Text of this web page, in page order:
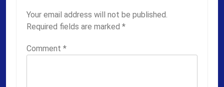
Your email address will not be published.
Required fields are marked *
Comment *